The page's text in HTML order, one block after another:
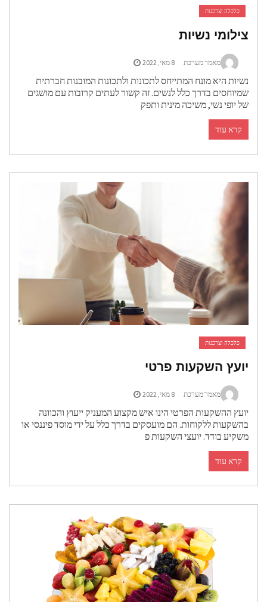
כלכלה וצרכנות
צילומי נשיות
מאמר מערכת 8 מאי, 2022
נשיות היא מונח המתייחס לתכונות ולתכונות המובנות חברתית
שמיוחסים בדרך כלל לנשים. זה קשור לעתים קרובות עם מושגים
של יופי נשי, משיכה מינית ותפק
קרא עוד
כלכלה וצרכנות
יועץ השקעות פרטי
מאמר מערכת 8 מאי, 2022
יועץ ההשקעות הפרטי הינו איש מקצוע המעניק ייעוץ והכוונה
בהשקעות ללקוחות. הם מועסקים בדרך כלל על ידי מוסד פיננסי או
משקיע בודד. יועצי השקעות פ
קרא עוד